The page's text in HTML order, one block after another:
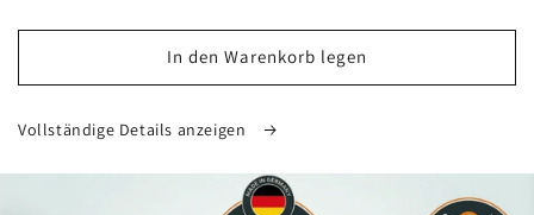
In den Warenkorb legen
Vollständige Details anzeigen